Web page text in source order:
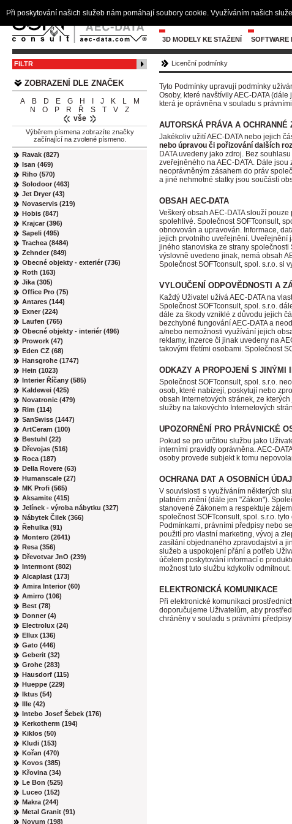
3D MODELY KE STAŽENÍ SOFTWARE
FILTR
ZOBRAZENÍ DLE ZNAČEK
A B D E G H J K L
M
N
O P R Ř S T V
Z
vše
Výběrem písmena zobrazíte značky
začínající na zvolené písmeno.
Ravak (827)
Isan (469)
Riho (570)
Solodoor (463)
Jet Dryer (43)
Novaservis (219)
Hobis (847)
Krajcar (396)
Sapeli (495)
Trachea (8484)
Zehnder (849)
Obecné objekty - exteriér (736)
Roth (163)
Jika (305)
Office Pro (75)
Antares (144)
Exner (224)
Laufen (765)
Obecné objekty - interiér (496)
Prowork (47)
Eden CZ (68)
Hansgrohe (1747)
Hein (1023)
Interier Říčany (585)
Kaldewei (425)
Novatronic (479)
Rim (114)
SanSwiss (1447)
ArtCeram (100)
Bestuhl (22)
Dřevojas (516)
Roca (187)
Della Rovere (63)
Humanscale (27)
MK Profi (565)
Aksamite (415)
Jelínek - výroba nábytku (327)
Nábytek Čilek (366)
Řehulka (91)
Montero (2641)
Resa (356)
Dřevotvar JnO (239)
Intermont (802)
Alcaplast (173)
Amira Interior (60)
Amirro (106)
Best (78)
Donner (4)
Electrolux (24)
Ellux (136)
Gato (446)
Geberit (32)
Grohe (283)
Hausdorf (115)
Hueppe (229)
Iktus (54)
Ille (42)
Intebo Josef Šebek (176)
Kerkotherm (194)
Kiklos (50)
Kludi (153)
Kořan (470)
Kovos (385)
Křovina (34)
Le Bon (525)
Luceo (152)
Makra (244)
Metal Granit (91)
Novum (198)
Licenční podmínky
Tyto Podmínky upravují podmínky
Osoby, které navštívily AEC-DATA
která je oprávněna v souladu s
AUTORSKÁ PRÁVA A OCHRANNÉ
Jakékoliv užití AEC-DATA nebo jejich
nebo úpravou či pořizování dalších
DATA uvedeny jako zdroj. Bez
zveřejněného na AEC-DATA. Dále
neoprávněným zásahem do práv
a jiné nehmotné statky jsou součástí
OBSAH AEC-DATA
Veškerý obsah AEC-DATA slouží
spolehlivé. Společnost SOFTconsult,
obnovován a upravován. Informace,
jejich prvotního uveřejnění. Uveřejnění
jiného stanoviska ze strany společnosti
výslovně uvedeno jinak, nemá obsah
Společnost SOFTconsult, spol. s.r.o. si
VYLOUČENÍ ODPOVĚDNOSTI A
Každý Uživatel užívá AEC-DATA na
Společnost SOFTconsult, spol. s.r.o.
dále za škody vzniklé z důvodu jejich
bezchybné fungování AEC-DATA a
a/nebo nemožnosti využívání jejich
reklamy, inzerce či jinak uvedeny na
takovými třetími osobami. Společnost
ODKAZY A PROPOJENÍ S JINÝMI
Společnost SOFTconsult, spol. s.r.o.
osob, které nabízejí, poskytují nebo
obsah Internetových stránek, ze
služby na takovýchto Internetových
UPOZORNĚNÍ PRO PRÁVNICKÉ
Pokud se pro určitou službu jako
interními pravidly oprávněna. AEC-
osoby provede subjekt k tomu
OCHRANA DAT A OSOBNÍCH
V souvislosti s využíváním některých
platném znění (dále jen "Zákon").
stanovené Zákonem a respektuje
společnost SOFTconsult, spol. s.r.o.
Podmínkami, právními předpisy nebo
použití pro vlastní marketing, vývoj a
zasílání objednaného zpravodajství a
služeb a uspokojení přání a potřeb
účelem poskytování informací o
možnost tuto službu kdykoliv odmítnout.
ELEKTRONICKÁ KOMUNIKACE
Při elektronické komunikaci
doporučujeme Uživatelům, aby
chráněny v souladu s právními
Při poskytování našich služeb nám pomáhají soubory cookie. Využíváním našich